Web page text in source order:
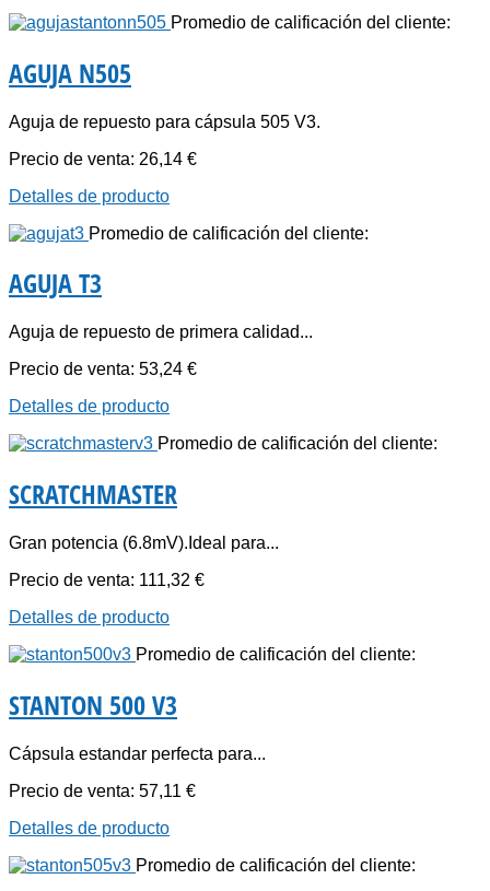
Promedio de calificación del cliente:
AGUJA N505
Aguja de repuesto para cápsula 505 V3.
Precio de venta: 26,14 €
Detalles de producto
Promedio de calificación del cliente:
AGUJA T3
Aguja de repuesto de primera calidad...
Precio de venta: 53,24 €
Detalles de producto
Promedio de calificación del cliente:
SCRATCHMASTER
Gran potencia (6.8mV).Ideal para...
Precio de venta: 111,32 €
Detalles de producto
Promedio de calificación del cliente:
STANTON 500 V3
Cápsula estandar perfecta para...
Precio de venta: 57,11 €
Detalles de producto
Promedio de calificación del cliente: